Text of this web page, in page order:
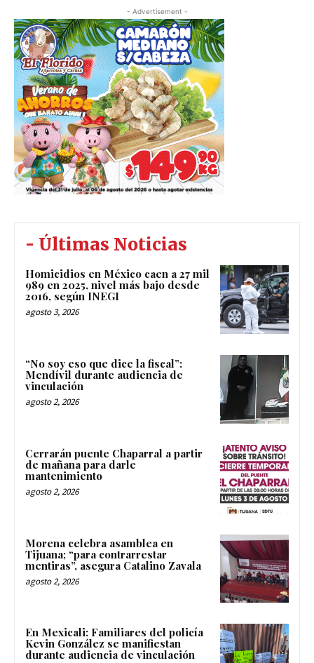
- Advertisement -
- Últimas Noticias
Homicidios en México caen a 27 mil
989 en 2025, nivel más bajo desde
2016, según INEGI
agosto 3, 2026
“No soy eso que dice la fiscal”:
Mendívil durante audiencia de
vinculación
agosto 2, 2026
Cerrarán puente Chaparral a partir
de mañana para darle
mantenimiento
agosto 2, 2026
Morena celebra asamblea en
Tijuana; “para contrarrestar
mentiras”, asegura Catalino Zavala
agosto 2, 2026
En Mexicali: Familiares del policía
Kevin González se manifiestan
durante audiencia de vinculación